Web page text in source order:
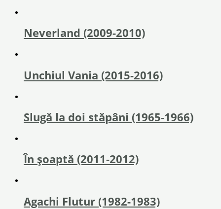
Neverland (2009-2010)
Unchiul Vania (2015-2016)
Slugă la doi stăpâni (1965-1966)
În șoaptă (2011-2012)
Agachi Flutur (1982-1983)